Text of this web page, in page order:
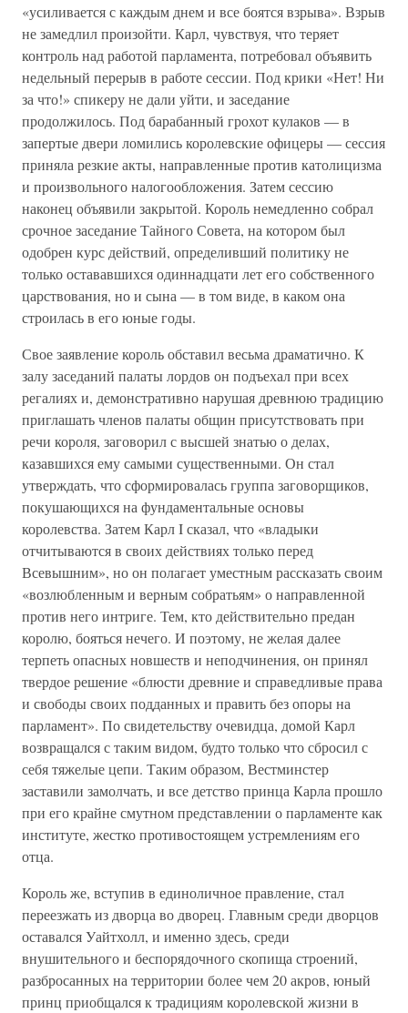
«усиливается с каждым днем и все боятся взрыва». Взрыв
не замедлил произойти. Карл, чувствуя, что теряет
контроль над работой парламента, потребовал объявить
недельный перерыв в работе сессии. Под крики «Нет! Ни
за что!» спикеру не дали уйти, и заседание
продолжилось. Под барабанный грохот кулаков — в
запертые двери ломились королевские офицеры — сессия
приняла резкие акты, направленные против католицизма
и произвольного налогообложения. Затем сессию
наконец объявили закрытой. Король немедленно собрал
срочное заседание Тайного Совета, на котором был
одобрен курс действий, определивший политику не
только остававшихся одиннадцати лет его собственного
царствования, но и сына — в том виде, в каком она
строилась в его юные годы.
Свое заявление король обставил весьма драматично. К
залу заседаний палаты лордов он подъехал при всех
регалиях и, демонстративно нарушая древнюю традицию
приглашать членов палаты общин присутствовать при
речи короля, заговорил с высшей знатью о делах,
казавшихся ему самыми существенными. Он стал
утверждать, что сформировалась группа заговорщиков,
покушающихся на фундаментальные основы
королевства. Затем Карл I сказал, что «владыки
отчитываются в своих действиях только перед
Всевышним», но он полагает уместным рассказать своим
«возлюбленным и верным собратьям» о направленной
против него интриге. Тем, кто действительно предан
королю, бояться нечего. И поэтому, не желая далее
терпеть опасных новшеств и неподчинения, он принял
твердое решение «блюсти древние и справедливые права
и свободы своих подданных и править без опоры на
парламент». По свидетельству очевидца, домой Карл
возвращался с таким видом, будто только что сбросил с
себя тяжелые цепи. Таким образом, Вестминстер
заставили замолчать, и все детство принца Карла прошло
при его крайне смутном представлении о парламенте как
институте, жестко противостоящем устремлениям его
отца.
Король же, вступив в единоличное правление, стал
переезжать из дворца во дворец. Главным среди дворцов
оставался Уайтхолл, и именно здесь, среди
внушительного и беспорядочного скопища строений,
разбросанных на территории более чем 20 акров, юный
принц приобщался к традициям королевской жизни в